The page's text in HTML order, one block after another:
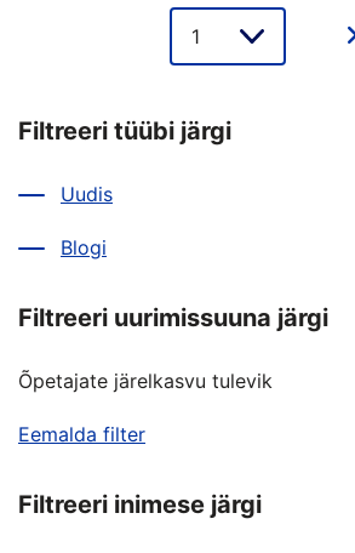
Lehe
valik
Filtreeri tüübi järgi
Uudis
Blogi
Filtreeri uurimissuuna järgi
Õpetajate järelkasvu tulevik
Eemalda filter
Filtreeri inimese järgi